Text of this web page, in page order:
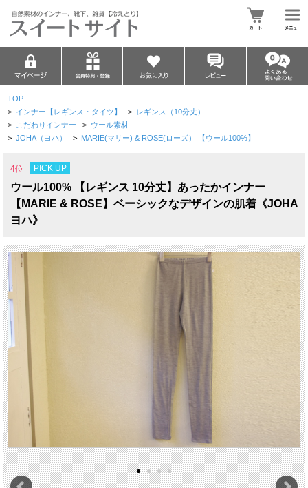
TOP
> インナー【レギンス・タイツ】 > レギンス（10分丈）
> こだわりインナー > ウール素材
> JOHA（ヨハ） > MARIE(マリー) & ROSE(ローズ） 【ウール100%】
4位 PICK UP
ウール100% 【レギンス 10分丈】あったかインナー
【MARIE & ROSE】ベーシックなデザインの肌着《JOHA
ヨハ》